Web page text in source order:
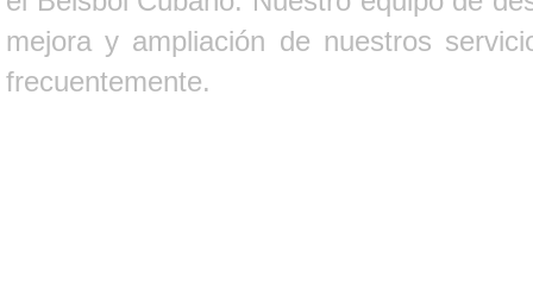
mejora y ampliación de nuestros
frecuentemente.